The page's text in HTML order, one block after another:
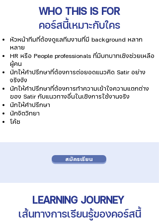
WHO THIS IS FOR
คอร์สนี้เหมาะกับใคร
หัวหน้าทีมที่ต้องดูแลทีมงานที่มี background หลาก
หลาย
HR หรือ People professionals ที่มีบทบาทเชิงช่วยเหลือ
ผู้คน
นักให้คำปรึกษาที่ต้องการต่อยอดแนวคิด Satir อย่าง
จริงจัง
นักให้คำปรึกษาที่ต้องการทำความเข้าใจความแตกต่าง
ของ Satir กับแนวทางอื่นในเชิงการใช้งานจริง
นักให้คำปรึกษา
นักจิตวิทยา
โค้ช
สมัครเรียน
LEARNING JOURNEY
เส้นทางการเรียนรู้ของคอร์สนี้